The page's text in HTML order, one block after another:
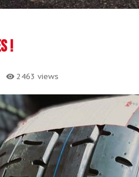
!
remove_red_eye 2463 views